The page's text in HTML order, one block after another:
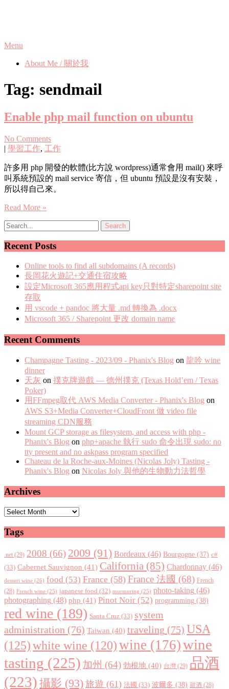
Menu
About Me / 關於我
Tag: sendmail
Enable php mail function on ubuntu
No Comments
| 學習工作, 工作
許多用 php 開發的軟體(比方說 wordpress)通常會用 mail() 來呼
叫系統預設的 mail service 寄信，但 ubuntu 預設是沒有安裝，
所以得自己來。
Read More »
Recent Posts
Online tools to find all subdomains (A records)
長岡花火遊記+交通住宿攻略
設定Microsoft 365應用程式api key只對特定sharepoint site
存取
用 vscode + pandoc 將大量 .md 轉換為 .docx
Microsoft 365 / Sharepoint 更改 domain name
Recent Comments
Champagne Tasting - 2023/09 - Phanix's Blog on 龍吟 wine
dinner
天灰 on 撲克牌遊戲 — 德州撲克 (Texas Hold’em / Texas
Poker)
用FFmpeg取代 AWS Media Converter - Phanix's Blog on
AWS S3+Media Converter+CloudFront 做 video file
streaming CDN服務
Mount GCP storage as filesystem, and access with php -
Phanix's Blog on php+apache 執行 sudo 命令出現 sudo: no
tty present and no askpass program specified
Chateau de la Roche-aux-Moines (Nicolas Joly) Tasting -
Phanix's Blog on Nicolas Joly 與他的生物動力法哲學
Archives
Archives
Tags
.net (29) 2008 (66) 2009 (91) Bordeaux (46) Bourgogne (37) c#
(33) Cabernet Sauvignon (41) California (85) Chardonnay (46)
dessert wine (26) food (53) France (58) France 法國 (68) French
(28) French wine (25) japanese food (32) murmuring (25) photo-taking (46)
photographing (48) php (41) Pinot Noir (52) programming (38)
red wine (189) Santa Cruz (33) system
administration (76) Taiwan (40) traveling (75) USA
(125)white wine (120)wine (176)wine
tasting (225) 加州 (64) 勃根地 (40) 台灣 (29) 品酒
(223) 攝影 (93) 旅遊 (61) 法國 (33) 波爾多 (38) 甜酒 (28)